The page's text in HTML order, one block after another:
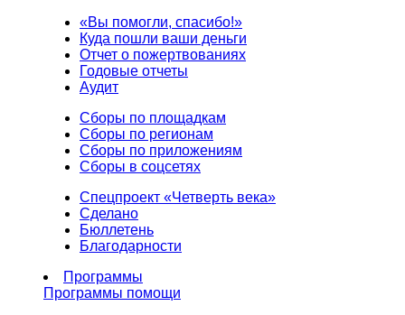
«Вы помогли, спасибо!»
Куда пошли ваши деньги
Отчет о пожертвованиях
Годовые отчеты
Аудит
Сборы по площадкам
Сборы по регионам
Сборы по приложениям
Сборы в соцсетях
Спецпроект «Четверть века»
Сделано
Бюллетень
Благодарности
Программы
Программы помощи